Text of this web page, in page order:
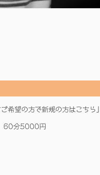
希望の方で新規の方はこちら」
60分5000円